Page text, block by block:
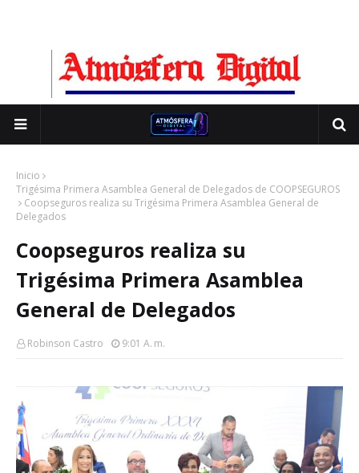
Inicio
Trigésima Primera Asamblea General de Delegados de COOPSEGUROS
Coopseguros realiza su Trigésima Primera Asamblea General de
Delegados
Coopseguros realiza su
Trigésima Primera Asamblea
General de Delegados
Robinson Castro 9:01 A. M.